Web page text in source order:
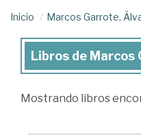
Inicio Marcos Garrote,
Libros
Marcos
Libros de
Mostrando libros